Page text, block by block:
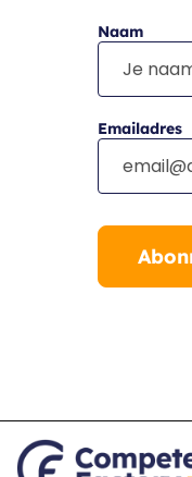
Naam
Emailadres